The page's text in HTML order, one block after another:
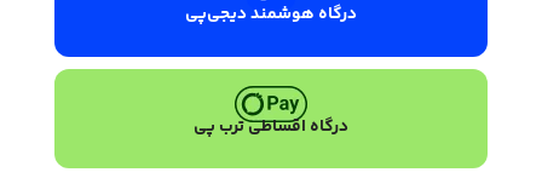
درگاه هوشمند دیجی‌پی
درگاه اقساطی ترب پی